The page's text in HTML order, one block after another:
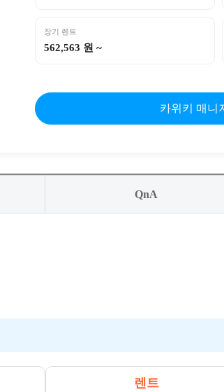
장기 렌트
562,563 원 ~
카위키 매니
QnA
렌트